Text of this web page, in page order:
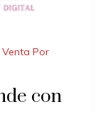
Venta Por
con